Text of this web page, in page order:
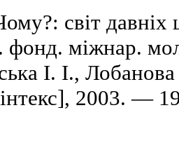
свiт давнiх
фонд. мiжнар.
I. I.,
2003. —